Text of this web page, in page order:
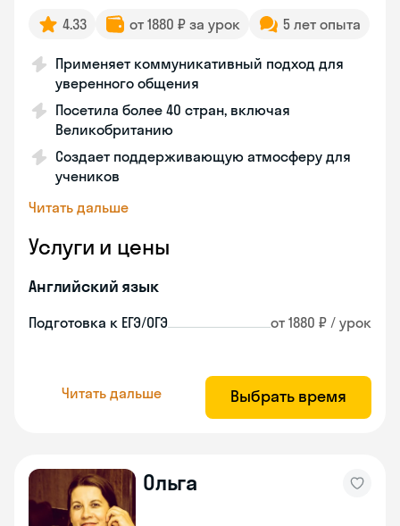
4.33 от 1880 ₽ за урок 5 лет опыта
Применяет коммуникативный подход для
уверенного общения
Посетила более 40 стран, включая
Великобританию
Создает поддерживающую атмосферу для
учеников
Читать дальше
Услуги и цены
Английский язык
Подготовка к ЕГЭ/ОГЭ от 1880 ₽ / урок
Читать дальше Выбрать время
Ольга